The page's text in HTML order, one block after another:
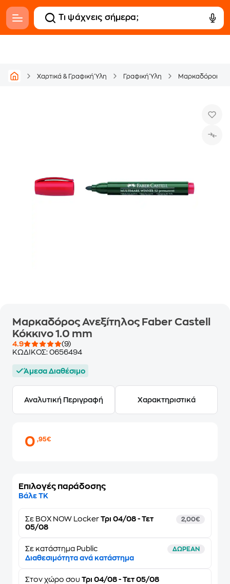
Χαρτικά & Γραφική Ύλη Γραφική Ύλη Μαρκαδόροι
Μαρκαδόρος Ανεξίτηλος Faber Castell
Κόκκινο 1.0 mm
4.9
(9)
ΚΩΔΙΚΟΣ: 0656494
Άμεσα Διαθέσιμο
Αναλυτική Περιγραφή Χαρακτηριστικά
0,95€
Επιλογές παράδοσης
Βάλε ΤΚ
Σε BOX NOW Locker Τρι 04/08 - Τετ
05/08
2,00€
Σε κατάστημα Public ΔΩΡΕΑΝ
Διαθεσιμότητα ανά κατάστημα
Στον χώρο σου Τρι 04/08 - Τετ 05/08